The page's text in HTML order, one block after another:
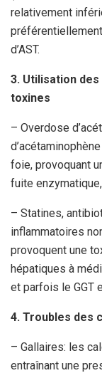
relativement
d’AST.
3. Utilisation
toxines
– Overdose
foie, provoquant
fuite
– Statines,
inflammatoires
provoquent une
hépatiques à
et parfois le GGT
4. Troubles des
– Gallaires: les
entraînant une